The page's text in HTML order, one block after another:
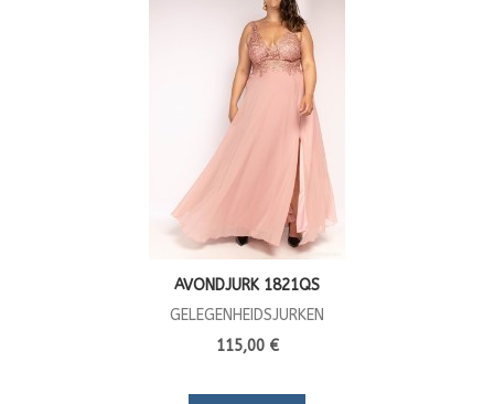
AVONDJURK 1821QS
GELEGENHEIDSJURKEN
115,00 €